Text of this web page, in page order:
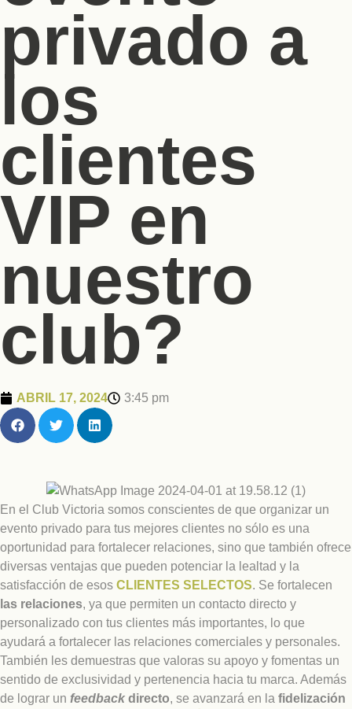
privado a
los
clientes
VIP en
nuestro
club?
ABRIL 17, 2024 3:45 pm
En el Club Victoria somos conscientes de que organizar un
evento privado para tus mejores clientes no sólo es una
oportunidad para fortalecer relaciones, sino que también ofrece
diversas ventajas que pueden potenciar la lealtad y la
satisfacción de esos CLIENTES SELECTOS. Se fortalecen
las relaciones, ya que permiten un contacto directo y
personalizado con tus clientes más importantes, lo que
ayudará a fortalecer las relaciones comerciales y personales.
También les demuestras que valoras su apoyo y fomentas un
sentido de exclusividad y pertenencia hacia tu marca. Además
de lograr un feedback directo, se avanzará en la fidelización